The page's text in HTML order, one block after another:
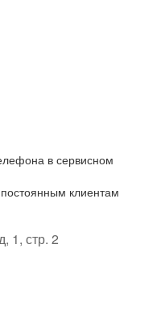
в сервисном
клиентам
1, стр. 2